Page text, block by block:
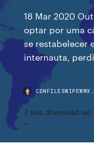
18 Mar 2020
optar por uma
se restabelecer
internauta,
7 sins download iso